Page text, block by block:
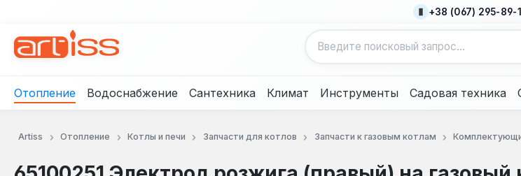
+38 (067) 295-89-
Отопление Водоснабжение Сантехника Климат Инструменты Садовая техника
Artiss Отопление Котлы и печи Запчасти для котлов Запчасти к газовым котлам